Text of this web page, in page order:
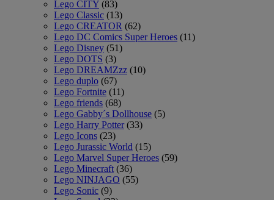
Lego CITY (83)
Lego Classic (13)
Lego CREATOR (62)
Lego DC Comics Super Heroes (11)
Lego Disney (51)
Lego DOTS (3)
Lego DREAMZzz (10)
Lego duplo (67)
Lego Fortnite (11)
Lego friends (68)
Lego Gabby´s Dollhouse (5)
Lego Harry Potter (33)
Lego Icons (23)
Lego Jurassic World (15)
Lego Marvel Super Heroes (59)
Lego Minecraft (36)
Lego NINJAGO (55)
Lego Sonic (9)